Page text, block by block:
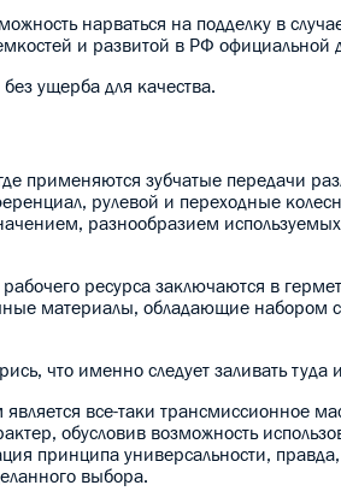
нарваться на подделку в
и развитой в РФ официальной
ущерба для качества.
применяются зубчатые передачи
рулевой и переходные
разнообразием
ресурса заключаются в
материалы, обладающие набором
что именно следует заливать
все-таки трансмиссионное
обусловив возможность
принципа универсальности,
выбора.